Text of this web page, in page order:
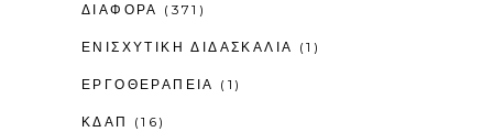
ΔΙΑΦΟΡΑ (371)
ΕΝΙΣΧΥΤΙΚΉ ΔΙΔΑΣΚΑΛΊΑ (1)
ΕΡΓΟΘΕΡΑΠΕΊΑ (1)
ΚΔΑΠ (16)